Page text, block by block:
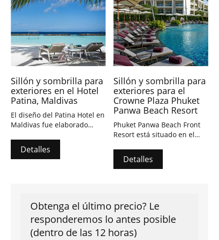
Sillón y sombrilla para
exteriores en el Hotel
Patina, Maldivas
El diseño del Patina Hotel en
Maldivas fue elaborado
Kogan, combinando un
estilo moderno con el
Detalles
Sillón y sombrilla para
exteriores para el
Crowne Plaza Phuket
Panwa Beach Resort
Phuket Panwa Beach Front
Resort está situado en el
lejos del bullicio y del
ajetreo, disfrutando de un
Detalles
Obtenga el último precio? Le
responderemos lo antes posible
(dentro de las 12 horas)